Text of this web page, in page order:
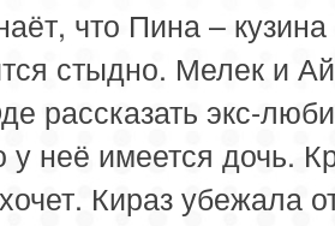
что Пина –
стыдно. Мелек и
рассказать экс-
у неё имеется дочь.
Кираз убежала